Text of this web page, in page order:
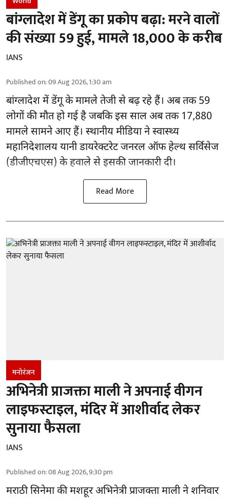
बांग्लादेश में डेंगू का प्रकोप बढ़ा: मरने वालों
की संख्या 59 हुई, मामले 18,000 के करीब
IANS
Published on:09 Aug 2026, 1:30 am
बांग्लादेश में डेंगू के मामले तेजी से बढ़ रहे हैं। अब तक 59
लोगों की मौत हो गई है जबकि इस साल अब तक 17,880
मामले सामने आए हैं। स्थानीय मीडिया ने स्वास्थ्य
महानिदेशालय यानी डायरेक्टरेट जनरल ऑफ हेल्थ सर्विसेज
(डीजीएचएस) के हवाले से इसकी जानकारी दी।
Read More
मनोरंजन
अभिनेत्री प्राजक्ता माली ने अपनाई वीगन
लाइफस्टाइल, मंदिर में आशीर्वाद लेकर
सुनाया फैसला
IANS
Published on:08 Aug 2026, 9:30 pm
मराठी सिनेमा की मशहूरअभिनेत्रीप्राजक्ता माली ने शनिवार